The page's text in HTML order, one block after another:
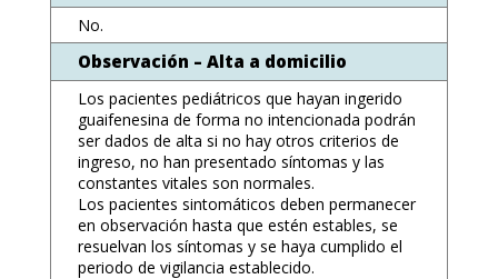
No.
Observación – Alta a domicilio
Los pacientes pediátricos que hayan ingerido
guaifenesina de forma no intencionada podrán
ser dados de alta si no hay otros criterios de
ingreso, no han presentado síntomas y las
constantes vitales son normales.
Los pacientes sintomáticos deben permanecer
en observación hasta que estén estables, se
resuelvan los síntomas y se haya cumplido el
periodo de vigilancia establecido.